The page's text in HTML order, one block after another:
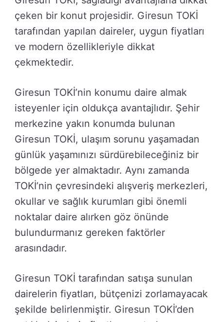
çeken bir konut projesidir. Giresun TOKİ
tarafından yapılan daireler, uygun fiyatları
ve modern özellikleriyle dikkat
çekmektedir.
Giresun TOKİ’nin konumu daire almak
isteyenler için oldukça avantajlıdır. Şehir
merkezine yakın konumda bulunan
Giresun TOKİ, ulaşım sorunu yaşamadan
günlük yaşamınızı sürdürebileceğiniz bir
bölgede yer almaktadır. Aynı zamanda
TOKİ’nin çevresindeki alışveriş merkezleri,
okullar ve sağlık kurumları gibi önemli
noktalar daire alırken göz önünde
bulundurmanız gereken faktörler
arasındadır.
Giresun TOKİ tarafından satışa sunulan
dairelerin fiyatları, bütçenizi zorlamayacak
şekilde belirlenmiştir. Giresun TOKİ’den